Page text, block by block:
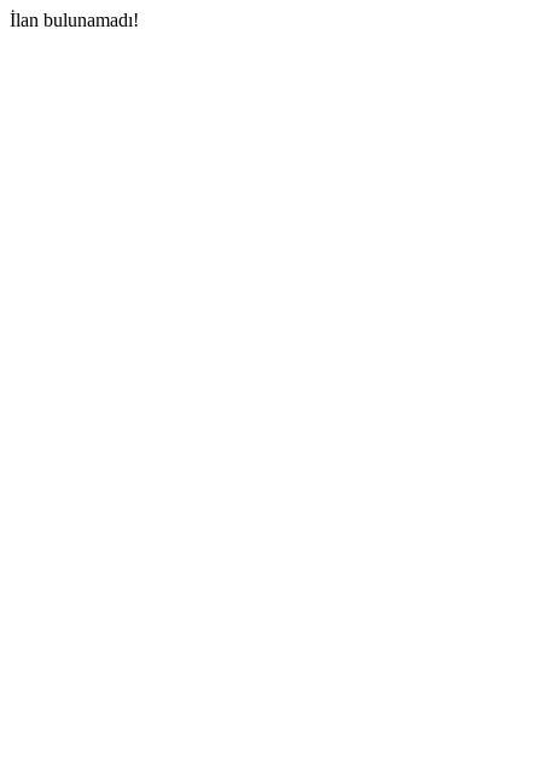
İlan bulunamadı!